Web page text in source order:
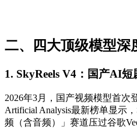
二、四大顶级模型深
1. SkyReels V4：国产AI短
2026年3月，国产视频模型首次
Artificial Analysis最新榜单显示
频（含音频）」赛道压过谷歌